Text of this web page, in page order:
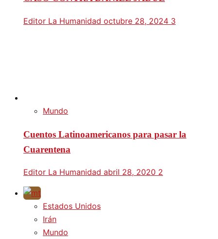
Editor La Humanidad octubre 28, 2024 3
Mundo
Cuentos Latinoamericanos para pasar la
Cuarentena
Editor La Humanidad abril 28, 2020 2
Estados Unidos
Irán
Mundo